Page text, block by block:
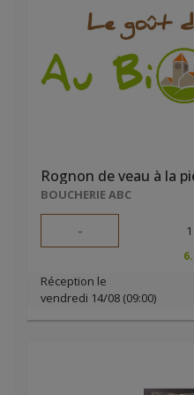
Rognon de veau à la
BOUCHERIE ABC
- 1
Réception le
vendredi 14/08 (09:00)